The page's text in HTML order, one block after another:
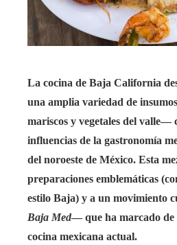
La cocina de Baja California
una amplia variedad de
mariscos y vegetales del valle—
influencias de la gastronomía
del noroeste de México. Esta
preparaciones emblemáticas
estilo Baja) y a un movimiento
Baja Med— que ha marcado
cocina mexicana actual.